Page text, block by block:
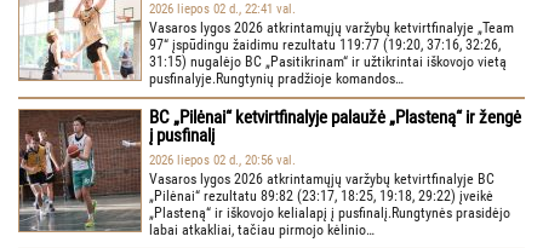
2026 liepos 02 d., 22:41 val.
Vasaros lygos 2026 atkrintamųjų varžybų ketvirtfinalyje „Team
97“ įspūdingu žaidimu rezultatu 119:77 (19:20, 37:16, 32:26,
31:15) nugalėjo BC „Pasitikrinam“ ir užtikrintai iškovojo vietą
pusfinalyje.Rungtynių pradžioje komandos…
BC „Pilėnai“ ketvirtfinalyje palaužė „Plasteną“ ir žengė
į pusfinalį
2026 liepos 02 d., 20:56 val.
Vasaros lygos 2026 atkrintamųjų varžybų ketvirtfinalyje BC
„Pilėnai“ rezultatu 89:82 (23:17, 18:25, 19:18, 29:22) įveikė
„Plasteną“ ir iškovojo kelialapį į pusfinalį.Rungtynės prasidėjo
labai atkakliai, tačiau pirmojo kėlinio…